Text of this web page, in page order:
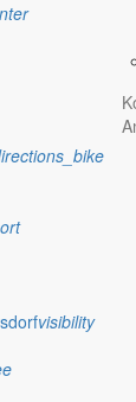
visibility